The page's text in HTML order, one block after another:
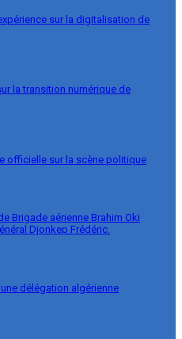
sur la digitalisation de
la transition numérique de
officielle sur la scène politique
Brigade aérienne Brahim Oki
Djonkep Frédéric.
une délégation algérienne